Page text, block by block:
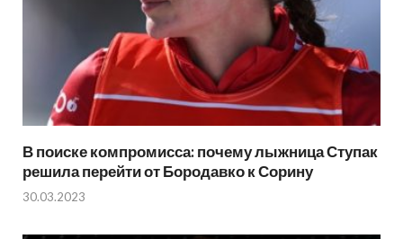
В поиске компромисса: почему лыжница Ступак
решила перейти от Бородавко к Сорину
30.03.2023